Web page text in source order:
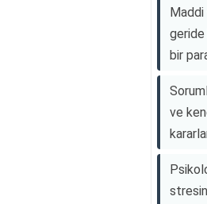
Maddi
geride
bir
ve